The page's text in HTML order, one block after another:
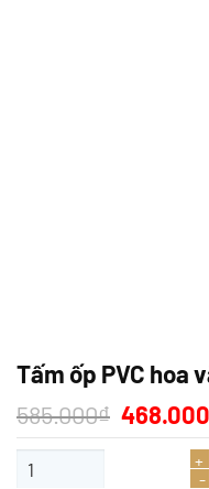
Tấm ốp PVC hoa
585.000₫ Giá
gốc
là:
468.000
Tấm ốp PVC hoa văn TGC-